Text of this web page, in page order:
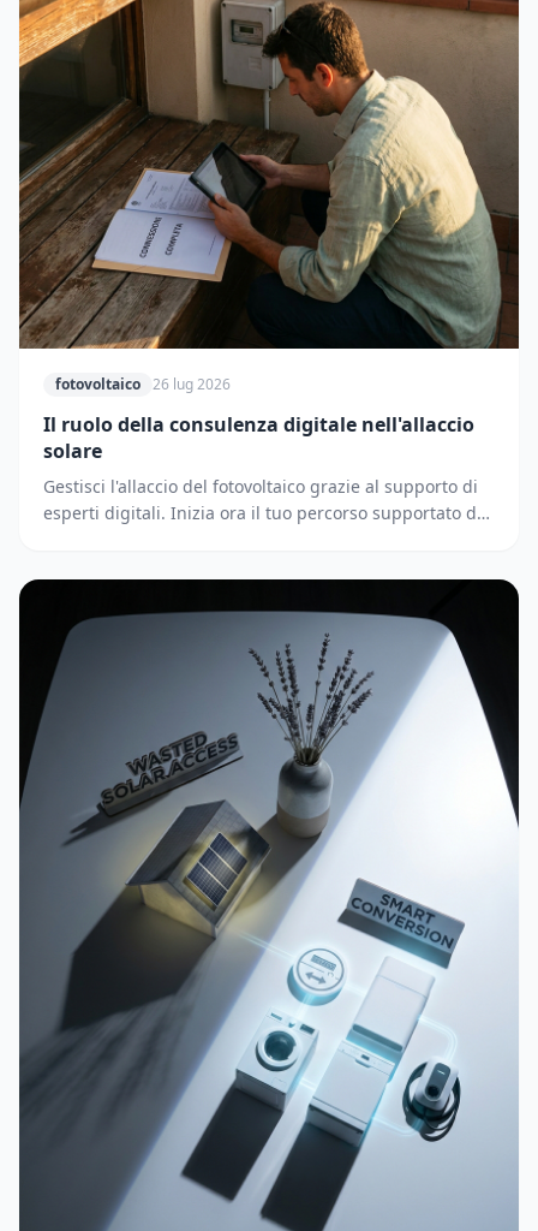
fotovoltaico 26 lug 2026
Il ruolo della consulenza digitale nell'allaccio
solare
Gestisci l'allaccio del fotovoltaico grazie al supporto di
esperti digitali. Inizia ora il tuo percorso supportato dai